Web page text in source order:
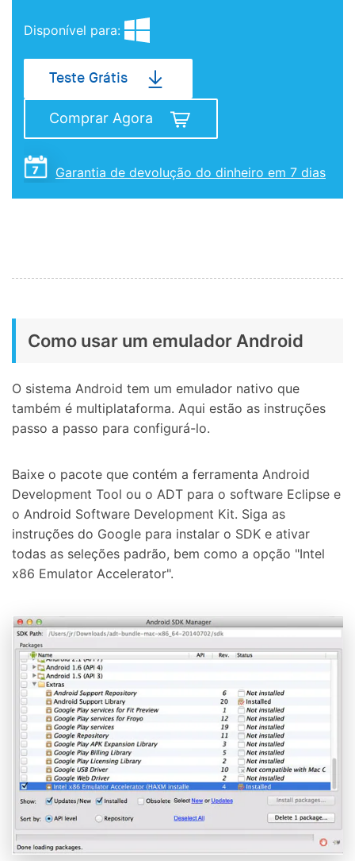
Disponível para:
Teste Grátis
Comprar Agora
Garantia de devolução do dinheiro em 7 dias
Como usar um emulador Android
O sistema Android tem um emulador nativo que
também é multiplataforma. Aqui estão as instruções
passo a passo para configurá-lo.
Baixe o pacote que contém a ferramenta Android
Development Tool ou o ADT para o software Eclipse e
o Android Software Development Kit. Siga as
instruções do Google para instalar o SDK e ativar
todas as seleções padrão, bem como a opção "Intel
x86 Emulator Accelerator".